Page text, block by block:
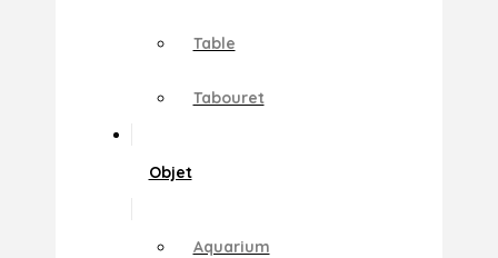
Table
Tabouret
Objet
Aquarium